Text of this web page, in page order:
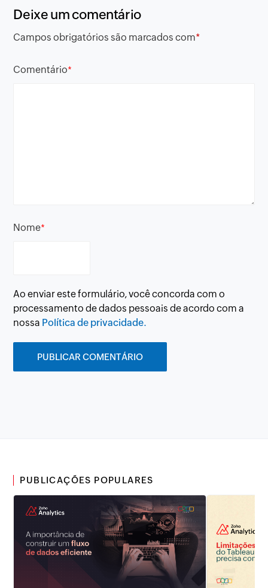
Deixe um comentário
Campos obrigatórios são marcados com*
Comentário*
Nome*
Ao enviar este formulário, você concorda com o
processamento de dados pessoais de acordo com a
nossa Política de privacidade.
PUBLICAÇÕES POPULARES